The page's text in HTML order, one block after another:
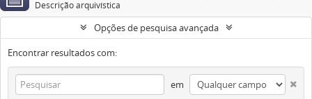
Descrição arquivística
Opções de pesquisa avançada
Encontrar resultados com:
em